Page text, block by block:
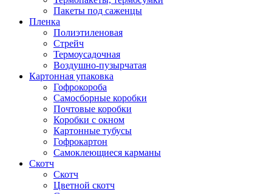
Пакеты под саженцы
Пленка
Полиэтиленовая
Стрейч
Термоусадочная
Воздушно-пузырчатая
Картонная упаковка
Гофрокороба
Самосборные коробки
Почтовые коробки
Коробки с окном
Картонные тубусы
Гофрокартон
Самоклеющиеся карманы
Скотч
Скотч
Цветной скотч